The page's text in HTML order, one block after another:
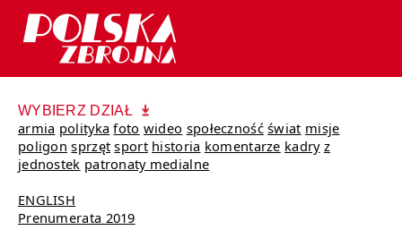
WYBIERZ DZIAŁ
armia polityka foto wideo społeczność świat misje
poligon sprzęt sport historia komentarze kadry z
jednostek patronaty medialne
ENGLISH
Prenumerata 2019